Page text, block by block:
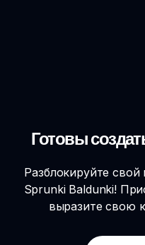
Готовы
Разблокируйте
Sprunki Baldunki!
выразите свою